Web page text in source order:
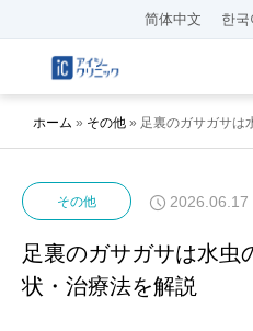
简体中文 한국
ホーム » その他 » 足裏のガサガサは
その他 2026.06.17
足裏のガサガサは水虫
状・治療法を解説